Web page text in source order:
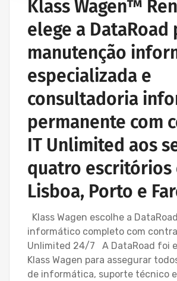
Klass Wagen™
elege a DataRoad
manutenção
especializada e
consultadoria
permanente com
IT Unlimited aos
quatro escritórios
Lisboa, Porto e
Klass Wagen escolhe a
informático completo com
Unlimited 24/7 A DataRoad foi
Klass Wagen para assegurar
de informática, suporte técnico